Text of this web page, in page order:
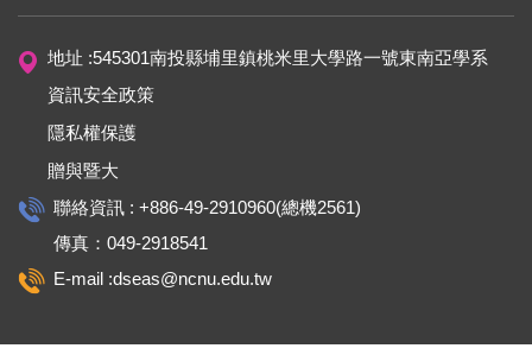
地址 :545301南投縣埔里鎮桃米里大學路一號東南亞學系
資訊安全政策
隱私權保護
贈與暨大
聯絡資訊 : +886-49-2910960(總機2561)
傳真：049-2918541
E-mail :dseas@ncnu.edu.tw